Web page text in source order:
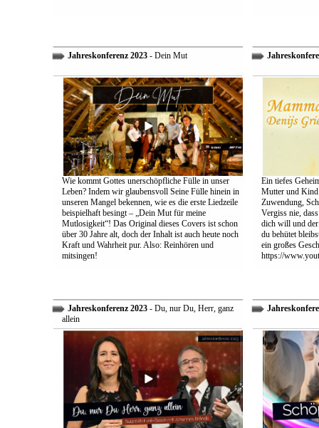
Jahreskonferenz 2023- Dein Mut
Wie kommt Gottes unerschöpfliche Fülle in unser
Leben? Indem wir glaubensvoll Seine Fülle hinein in
unseren Mangel bekennen, wie es die erste Liedzeile
beispielhaft besingt – „Dein Mut für meine
Mutlosigkeit“! Das Original dieses Covers ist schon
über 30 Jahre alt, doch der Inhalt ist auch heute noch
Kraft und Wahrheit pur. Also: Reinhören und
mitsingen!
Ein tiefes
Mutter und
Zuwendung,
Vergiss nie,
dich will und der
du behütet
ein großes
https://
Jahreskonferenz 2023- Du, nur Du, Herr, ganz
allein